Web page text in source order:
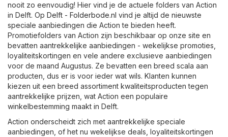
nooit zo eenvoudig! Hier vind je de actuele folders van Action
in Delft. Op Delft - Folderbode.nl vind je altijd de nieuwste
speciale aanbiedingen die Action te bieden heeft.
Promotiefolders van Action zijn beschikbaar op onze site en
bevatten aantrekkelijke aanbiedingen - wekelijkse promoties,
loyaliteitskortingen en vele andere exclusieve aanbiedingen
voor de maand Augustus. Ze bevatten een breed scala aan
producten, dus er is voor ieder wat wils. Klanten kunnen
kiezen uit een breed assortiment kwaliteitsproducten tegen
aantrekkelijke prijzen, wat Action een populaire
winkelbestemming maakt in Delft.
Action onderscheidt zich met aantrekkelijke speciale
aanbiedingen, of het nu wekelijkse deals, loyaliteitskortingen